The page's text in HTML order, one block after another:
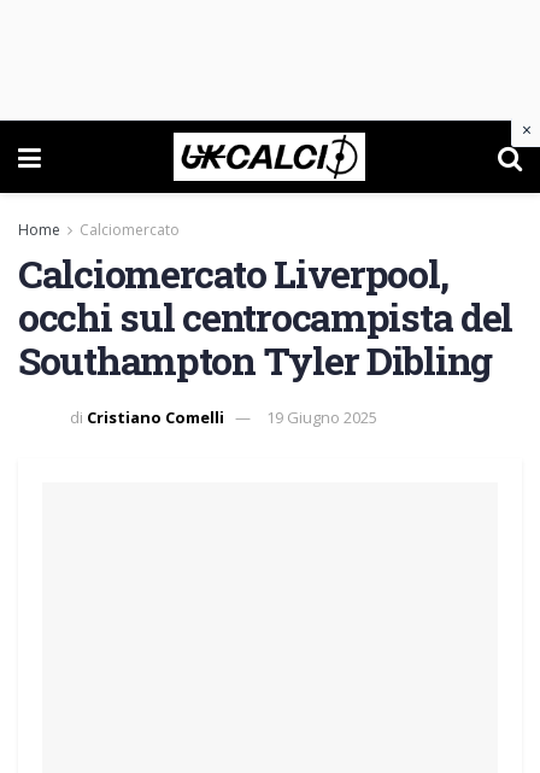
Home Calciomercato
Calciomercato Liverpool,
occhi sul centrocampista del
Southampton Tyler Dibling
di Cristiano Comelli 19 Giugno 2025
×